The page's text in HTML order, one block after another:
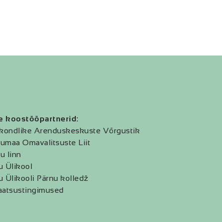
koostööpartnerid:
Arenduskeskuste Võrgustik
Omavalitsuste Liit
linn
Ülikool
Ülikooli Pärnu kolledž